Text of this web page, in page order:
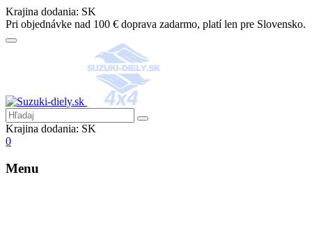
Krajina dodania: SK
Pri objednávke nad 100 € doprava zadarmo, platí len pre Slovensko.
Krajina dodania: SK
0
Menu